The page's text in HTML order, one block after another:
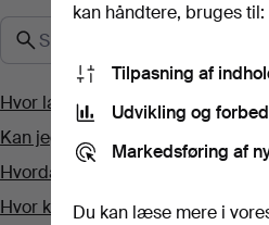
Hvor lang tid tager transporten?
Kan jeg følge transporten med et
Hvordan betaler jeg?
Hvor kan jeg sælge ting?
kan håndtere, bruges til:
Tilpasning af
Udvikling og
Markedsføring af
Du kan læse mere i